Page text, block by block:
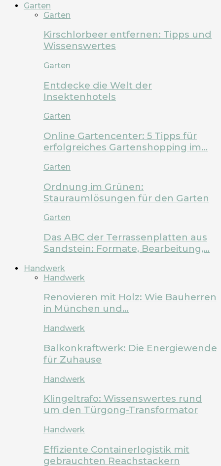
Garten
Garten
Kirschlorbeer entfernen: Tipps und
Wissenswertes
Garten
Entdecke die Welt der
Insektenhotels
Garten
Online Gartencenter: 5 Tipps für
erfolgreiches Gartenshopping im…
Garten
Ordnung im Grünen:
Stauraumlösungen für den Garten
Garten
Das ABC der Terrassenplatten aus
Sandstein: Formate, Bearbeitung,…
Handwerk
Handwerk
Renovieren mit Holz: Wie Bauherren
in München und…
Handwerk
Balkonkraftwerk: Die Energiewende
für Zuhause
Handwerk
Klingeltrafo: Wissenswertes rund
um den Türgong-Transformator
Handwerk
Effiziente Containerlogistik mit
gebrauchten Reachstackern